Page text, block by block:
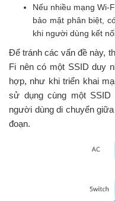
Nếu nhiều mạng Wi-
bảo mật phân biệt,
khi người dùng kết
Để tránh các vấn đề này,
Fi nên có một SSID duy
hợp, như khi triển khai
sử dụng cùng một SSID
người dùng di chuyển
đoạn.